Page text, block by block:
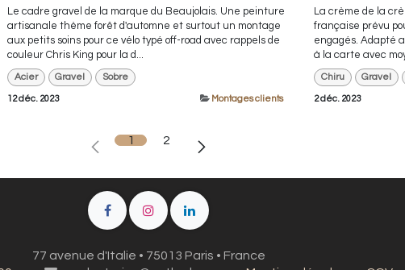
Le cadre gravel de la marque du Beaujolais. Une peinture
artisanale thème forêt d'automne et surtout un montage
aux petits soins pour ce vélo typé off-road avec rappels de
couleur Chris King pour la d...
Acier Gravel Sobre
12 déc. 2023 Montages clients
La crème de la
française prévu
engagés. Adapté
à la carte avec
Chiru Gravel
2 déc. 2023
1 2
77 avenue d'Italie • 75013 Paris • France